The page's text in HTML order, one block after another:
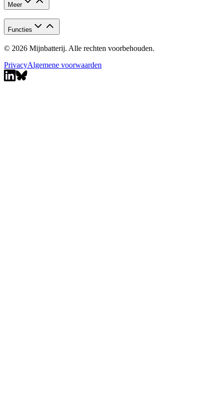
Meer
Functies
© 2026 Mijnbatterij. Alle rechten voorbehouden.
PrivacyAlgemene voorwaarden